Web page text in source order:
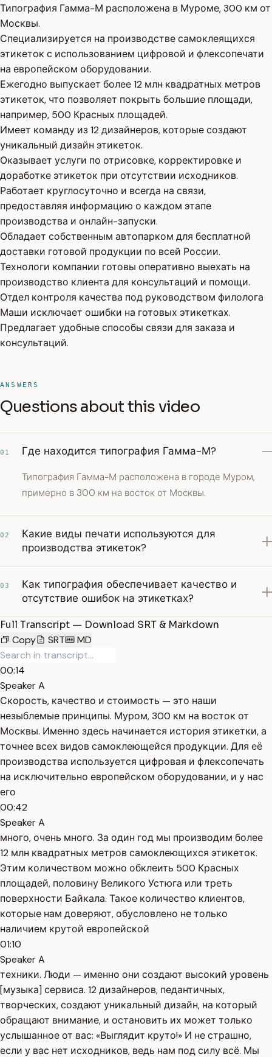
Типография Гамма-М расположена в Муроме, 300 км от
Москвы.
Специализируется на производстве самоклеящихся
этикеток с использованием цифровой и флексопечати
на европейском оборудовании.
Ежегодно выпускает более 12 млн квадратных метров
этикеток, что позволяет покрыть большие площади,
например, 500 Красных площадей.
Имеет команду из 12 дизайнеров, которые создают
уникальный дизайн этикеток.
Оказывает услуги по отрисовке, корректировке и
доработке этикеток при отсутствии исходников.
Работает круглосуточно и всегда на связи,
предоставляя информацию о каждом этапе
производства и онлайн-запуски.
Обладает собственным автопарком для бесплатной
доставки готовой продукции по всей России.
Технологи компании готовы оперативно выехать на
производство клиента для консультаций и помощи.
Отдел контроля качества под руководством филолога
Маши исключает ошибки на готовых этикетках.
Предлагает удобные способы связи для заказа и
консультаций.
ANSWERS
Questions about this video
01 Где находится типография Гамма-М?
Типография Гамма-М расположена в городе Муром,
примерно в 300 км на восток от Москвы.
02
Какие виды печати используются для
производства этикеток?
03
Как типография обеспечивает качество и
отсутствие ошибок на этикетках?
Full Transcript — Download SRT & Markdown
Copy
SRT MD
00:14
Speaker A
Скорость, качество и стоимость — это наши
незыблемые принципы. Муром, 300 км на восток от
Москвы. Именно здесь начинается история этикетки, а
точнее всех видов самоклеющейся продукции. Для её
производства используется цифровая и флексопечать
на исключительно европейском оборудовании, и у нас
его
00:42
Speaker A
много, очень много. За один год мы производим более
12 млн квадратных метров самоклеющихся этикеток.
Этим количеством можно обклеить 500 Красных
площадей, половину Великого Устюга или треть
поверхности Байкала. Такое количество клиентов,
которые нам доверяют, обусловлено не только
наличием крутой европейской
01:10
Speaker A
техники. Люди — именно они создают высокий уровень
[музыка] сервиса. 12 дизайнеров, педантичных,
творческих, создают уникальный дизайн, на который
обращают внимание, и остановить их может только
услышанное от вас: «Выглядит круто!» И не страшно,
если у вас нет исходников, ведь нам под силу всё. Мы